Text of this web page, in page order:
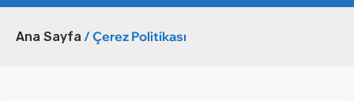
Ana Sayfa / Çerez Politikası